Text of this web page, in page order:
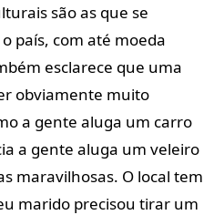
são as que se
país, com até moeda
esclarece que uma
obviamente muito
a gente aluga um carro
a gente aluga um veleiro
maravilhosas. O local tem
marido precisou tirar um